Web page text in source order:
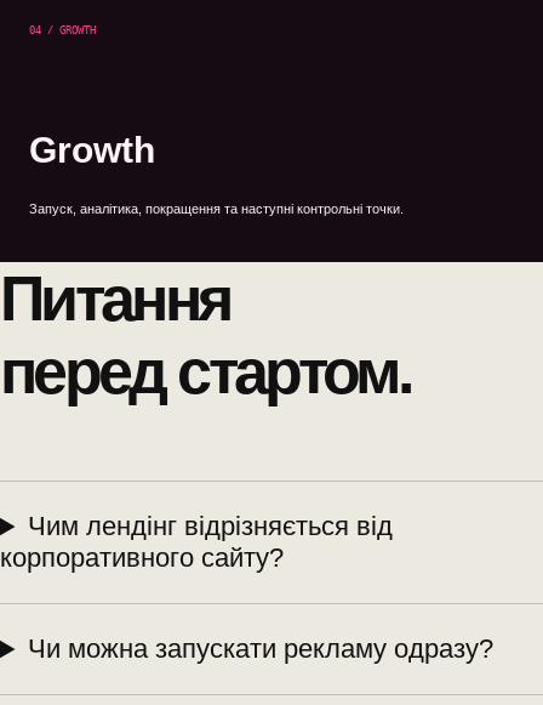
04 / GROWTH
Growth
Запуск, аналітика, покращення та наступні контрольні точки.
Питання
перед стартом.
Чим лендінг відрізняється від
корпоративного сайту?
Чи можна запускати рекламу одразу?